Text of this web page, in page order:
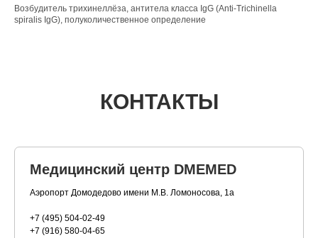
Возбудитель трихинеллёза, антитела класса IgG (Anti-Trichinella
spiralis IgG), полуколичественное определение
КОНТАКТЫ
Медицинский центр DMEMED
Аэропорт Домодедово имени М.В. Ломоносова, 1а
+7 (495) 504-02-49
+7 (916) 580-04-65